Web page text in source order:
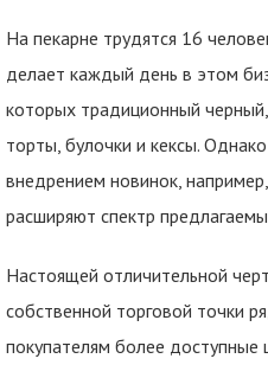
На пекарне трудятся 16
делает каждый день в этом
которых традиционный
торты, булочки и кексы.
внедрением новинок,
расширяют спектр
Настоящей отличительной
собственной торговой точки
покупателям более доступные